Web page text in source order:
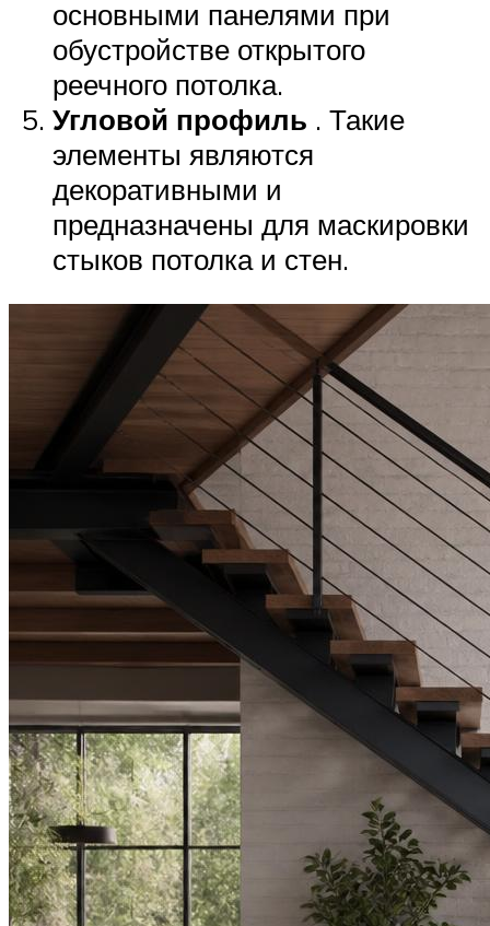
основными панелями при
обустройстве открытого
реечного потолка.
Угловой профиль . Такие
элементы являются
декоративными и
предназначены для маскировки
стыков потолка и стен.